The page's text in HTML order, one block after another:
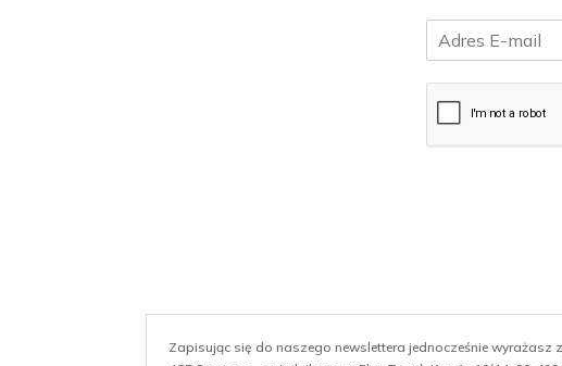
m
Zapisując się do naszego newslettera jednocześnie